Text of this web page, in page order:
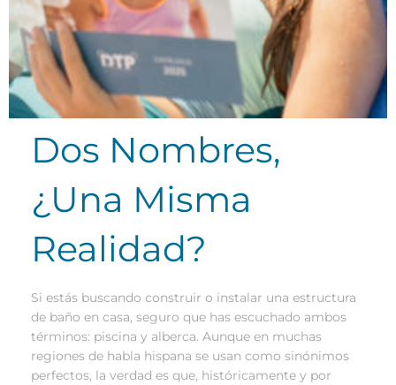
Dos Nombres,
¿Una Misma
Realidad?
Si estás buscando construir o instalar una estructura
de baño en casa, seguro que has escuchado ambos
términos: piscina y alberca. Aunque en muchas
regiones de habla hispana se usan como sinónimos
perfectos, la verdad es que, históricamente y por